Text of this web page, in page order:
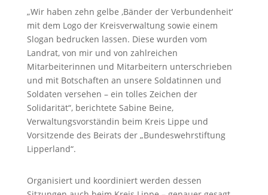
„Wir haben zehn gelbe ‚Bänder der Verbundenheit‘
mit dem Logo der Kreisverwaltung sowie einem
Slogan bedrucken lassen. Diese wurden vom
Landrat, von mir und von zahlreichen
Mitarbeiterinnen und Mitarbeitern unterschrieben
und mit Botschaften an unsere Soldatinnen und
Soldaten versehen – ein tolles Zeichen der
Solidarität“, berichtete Sabine Beine,
Verwaltungsvorständin beim Kreis Lippe und
Vorsitzende des Beirats der „Bundeswehrstiftung
Lipperland“.
Organisiert und koordiniert werden dessen